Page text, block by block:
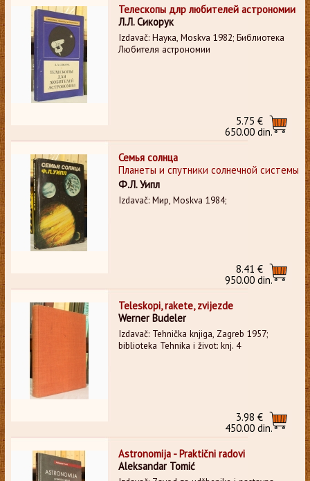
Телескопы длр любителей астрономии
Л.Л. Сикорук
Izdavač: Наука, Moskva 1982; Библиотека
Любителя астрономии
5.75 €
650.00 din.
Семья солнца
Планеты и спутники солнечной системы
Ф.Л. Уипл
Izdavač: Мир, Moskva 1984;
8.41 €
950.00 din.
Teleskopi, rakete, zvijezde
Werner Budeler
Izdavač: Tehnička knjiga, Zagreb 1957;
biblioteka Tehnika i život: knj. 4
3.98 €
450.00 din.
Astronomija - Praktični radovi
Aleksandar Tomić